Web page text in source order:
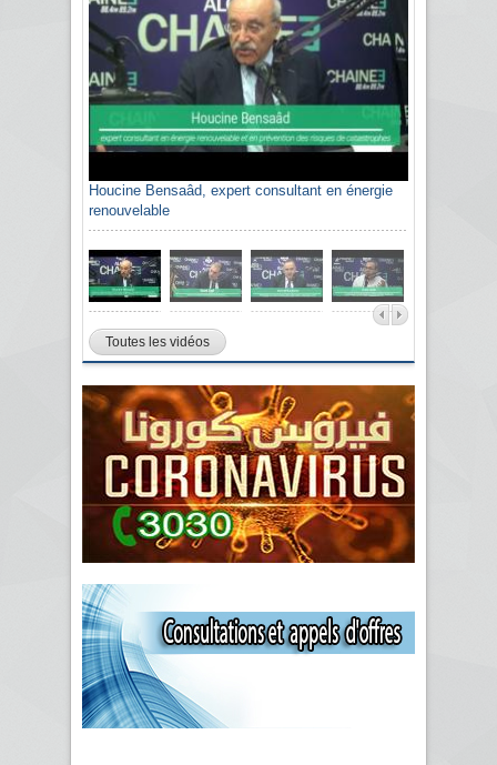
Houcine Bensaâd, expert consultant en énergie
renouvelable
Toutes les vidéos